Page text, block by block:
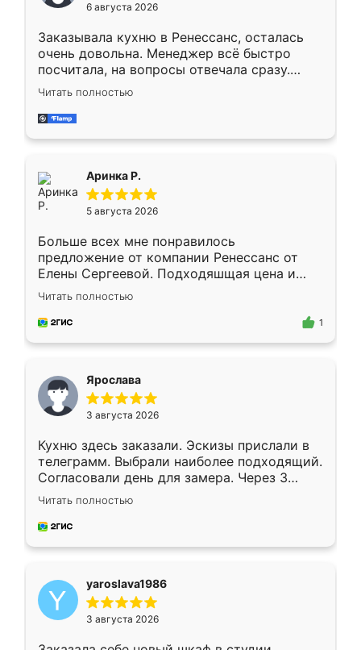
6 августа 2026
Заказывала кухню в Ренессанс, осталась
очень довольна. Менеджер всё быстро
посчитала, на вопросы отвечала сразу.
Замерщик приехал в субботу, подошёл к
делу со всей ответственностью. Собрали
за день, ребята работали аккуратно, даже
Читать полностью
Аринка Р.
5 августа 2026
Больше всех мне понравилось
предложение от компании Ренессанс от
Елены Сергеевой. Подходяшщая цена и
короткие сроки изготовления. Приехавший
для замера сотрудник Владислав
предложил по моему эскизу самый
Читать полностью
1
Ярослава
3 августа 2026
Кухню здесь заказали. Эскизы прислали в
телеграмм. Выбрали наиболее подходящий.
Согласовали день для замера. Через 3
недели кухня была уже готова. Остались
довольны работой. Спасибо Ренессанс
мебель за качественную работу!
Читать полностью
yaroslava1986
3 августа 2026